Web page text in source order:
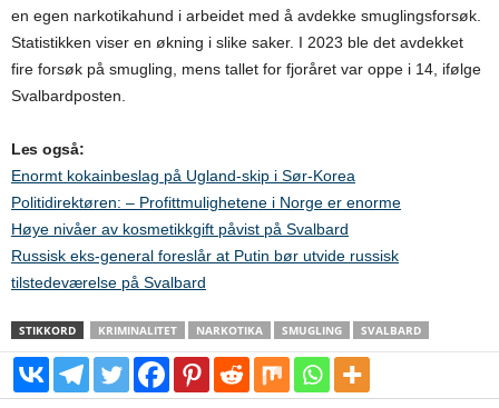
en egen narkotikahund i arbeidet med å avdekke smuglingsforsøk.
Statistikken viser en økning i slike saker. I 2023 ble det avdekket
fire forsøk på smugling, mens tallet for fjoråret var oppe i 14, ifølge
Svalbardposten.
Les også:
Enormt kokainbeslag på Ugland-skip i Sør-Korea
Politidirektøren: – Profittmulighetene i Norge er enorme
Høye nivåer av kosmetikkgift påvist på Svalbard
Russisk eks-general foreslår at Putin bør utvide russisk
tilstedeværelse på Svalbard
STIKKORD KRIMINALITET NARKOTIKA SMUGLING SVALBARD